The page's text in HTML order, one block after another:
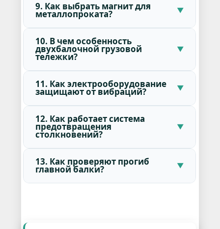
9. Как выбрать магнит для
металлопроката?
10. В чем особенность
двухбалочной грузовой
тележки?
11. Как электрооборудование
защищают от вибраций?
12. Как работает система
предотвращения
столкновений?
13. Как проверяют прогиб
главной балки?